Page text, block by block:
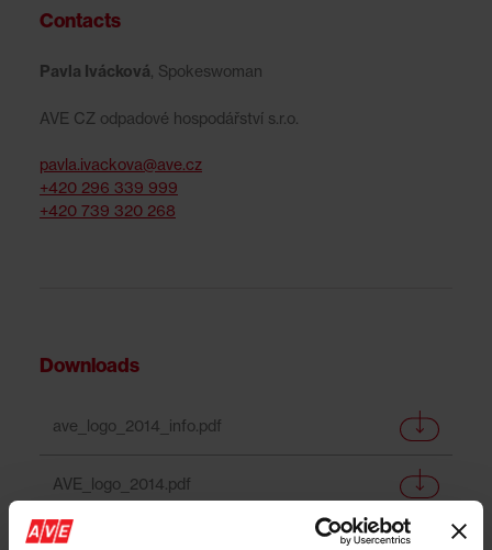
Contacts
Pavla Ivácková Spokeswoman
AVE CZ odpadové hospodářství s.r.o.
pavla.ivackova@ave.cz
+420 296 339 999
+420 739 320 268
Downloads
ave_logo_2014_info.pdf
AVE_logo_2014.pdf
ave_logo.pdf